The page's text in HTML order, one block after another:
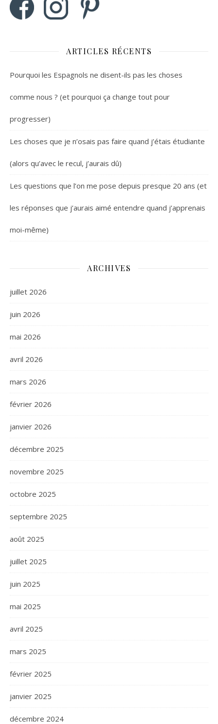
ARTICLES RÉCENTS
Pourquoi les Espagnols ne disent-ils pas les choses
comme nous ? (et pourquoi ça change tout pour
progresser)
Les choses que je n’osais pas faire quand j’étais étudiante
(alors qu’avec le recul, j’aurais dû)
Les questions que l’on me pose depuis presque 20 ans (et
les réponses que j’aurais aimé entendre quand j’apprenais
moi-même)
ARCHIVES
juillet 2026
juin 2026
mai 2026
avril 2026
mars 2026
février 2026
janvier 2026
décembre 2025
novembre 2025
octobre 2025
septembre 2025
août 2025
juillet 2025
juin 2025
mai 2025
avril 2025
mars 2025
février 2025
janvier 2025
décembre 2024